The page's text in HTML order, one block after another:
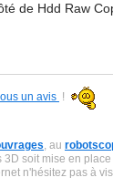
de Hdd Raw
un avis !
, au
3D soit mise en place
n'hésitez pas à